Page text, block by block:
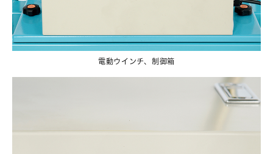
電動ウインチ、制御箱